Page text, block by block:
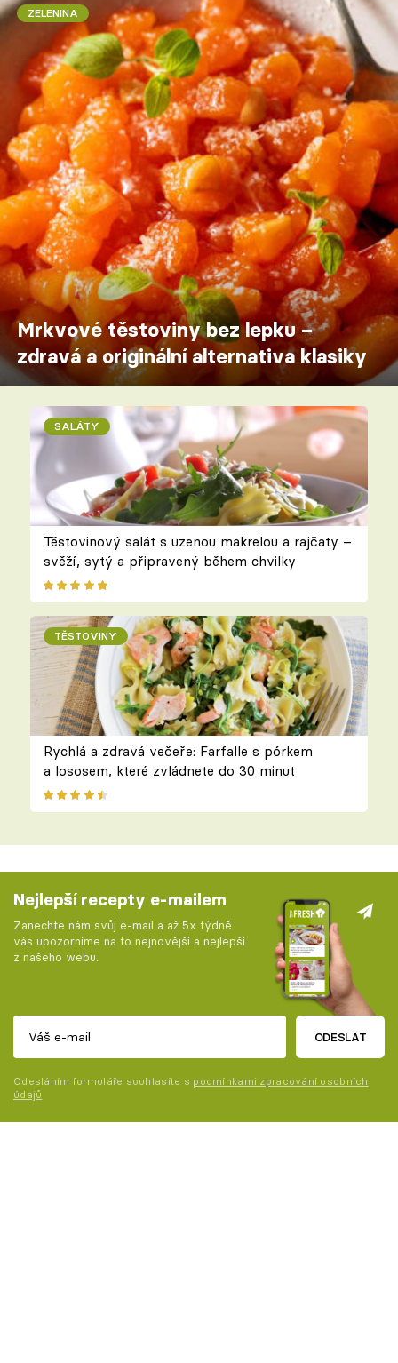
ZELENINA
Mrkvové těstoviny bez lepku –
zdravá a originální alternativa klasiky
SALÁTY
Těstovinový salát s uzenou makrelou a rajčaty –
svěží, sytý a připravený během chvilky
TĚSTOVINY
Rychlá a zdravá večeře: Farfalle s pórkem
a lososem, které zvládnete do 30 minut
Nejlepší recepty e-mailem
Zanechte nám svůj e-mail a až 5x týdně
vás upozorníme na to nejnovější a nejlepší
z našeho webu.
ODESLAT
Odesláním formuláře souhlasíte s podmínkami zpracování osobních
údajů